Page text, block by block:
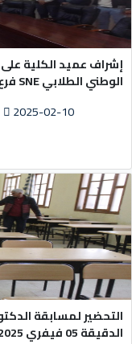
إشراف عميد الكلية
الوطني الطلابي SNE فرع كلية العلوم الد
2025-02-10
التحضير لمسابقة
الدقيقة 05 فيفري 2025